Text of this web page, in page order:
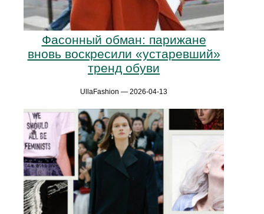
Фасонный обман: парижане
вновь воскресили «устаревший»
тренд обуви
UllaFashion — 2026-04-13